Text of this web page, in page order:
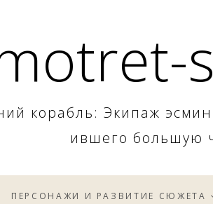
корабль: Экипаж
ившего большую
ПЕРСОНАЖИ И РАЗВИТИЕ СЮЖЕТА